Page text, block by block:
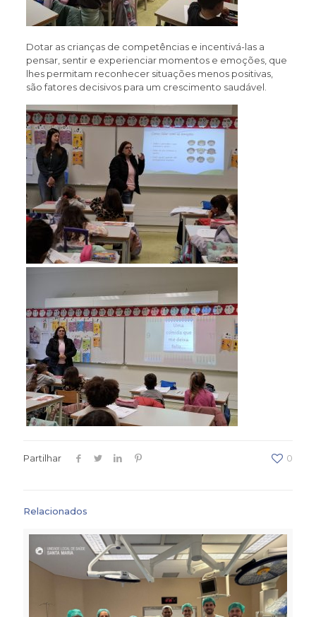
Dotar as crianças de competências e incentivá-las a
pensar, sentir e experienciar momentos e emoções, que
lhes permitam reconhecer situações menos positivas,
são fatores decisivos para um crescimento saudável.
Partilhar 0
Relacionados